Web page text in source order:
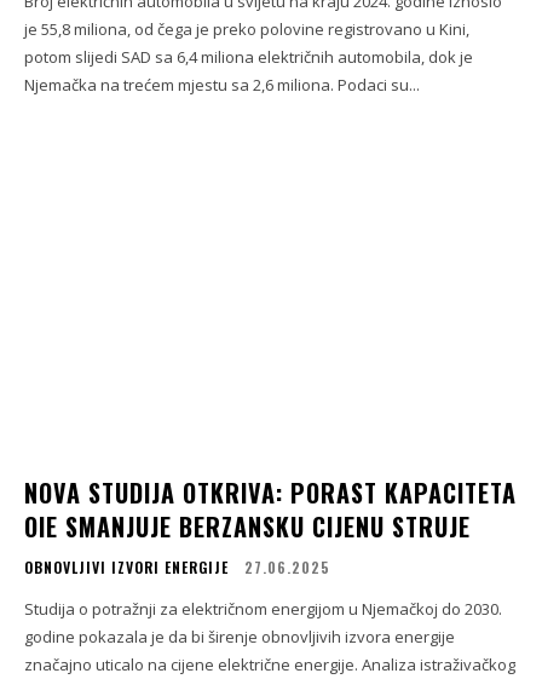
je 55,8 miliona, od čega je preko polovine registrovano u Kini,
potom slijedi SAD sa 6,4 miliona električnih automobila, dok je
Njemačka na trećem mjestu sa 2,6 miliona. Podaci su...
NOVA STUDIJA OTKRIVA: PORAST KAPACITETA
OIE SMANJUJE BERZANSKU CIJENU STRUJE
OBNOVLJIVI IZVORI ENERGIJE 27.06.2025
Studija o potražnji za električnom energijom u Njemačkoj do 2030.
godine pokazala je da bi širenje obnovljivih izvora energije
značajno uticalo na cijene električne energije. Analiza istraživačkog